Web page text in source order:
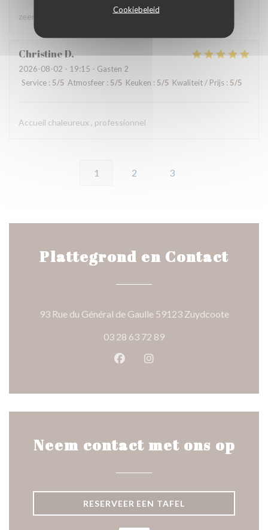
Cookiebeleid
zeer lekker gegeten, zeer vriendelijke bediening
ChristineD
2026-08-02 - 19:15 - Gasten 2
Service : 5/5 Atmosfeer : 5/5 Keuken : 5/5 Kwaliteit / Prijs : 5/5
Accueil chaleureux , professionnel
1 2 3
Plattegrond en Contact
93 Rue du Général de Gaulle 59123 Zuydcoote((opent
03 28 63 72 89
Facebook ((opent in een nieuw
Instagram ((opent in een
Neem contact met ons op
RESERVEER EEN TAFEL